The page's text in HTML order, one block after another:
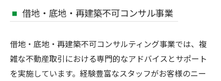
借地・底地・再建築不可コンサル事業
借地・底地・再建築不可コンサルティング事業では、複
雑な不動産取引における専門的なアドバイスとサポート
を実施しています。経験豊富なスタッフがお客様のニー